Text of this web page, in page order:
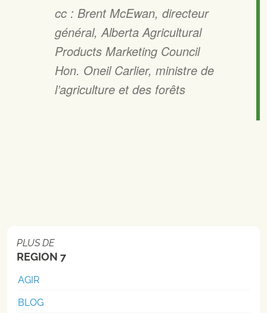
cc : Brent McEwan, directeur
général, Alberta Agricultural
Products Marketing Council
Hon. Oneil Carlier, ministre de
l’agriculture et des forêts
PLUS DE
REGION 7
AGIR
BLOG